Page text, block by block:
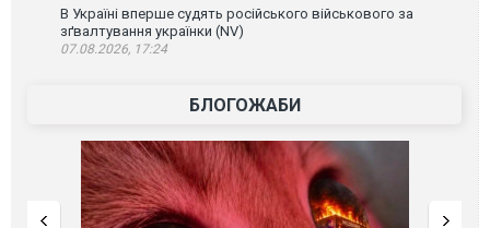
В Україні вперше судять російського військового за
зґвалтування українки (NV)
07.08.2026, 17:24
БЛОГОЖАБИ